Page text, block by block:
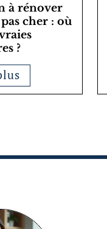
à rénover
cher : où
?